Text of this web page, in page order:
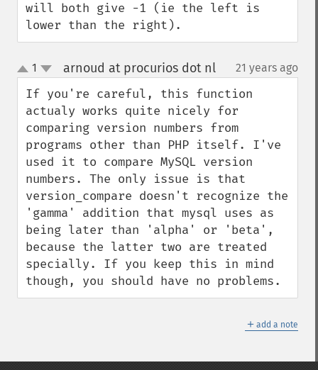
will both give -1 (ie the left is
lower than the right).
up
down
1 arnoud at procurios dot nl¶ 21 years ago
If you're careful, this function
actualy works quite nicely for
comparing version numbers from
programs other than PHP itself. I've
used it to compare MySQL version
numbers. The only issue is that
version_compare doesn't recognize the
'gamma' addition that mysql uses as
being later than 'alpha' or 'beta',
because the latter two are treated
specially. If you keep this in mind
though, you should have no problems.
＋ add a note